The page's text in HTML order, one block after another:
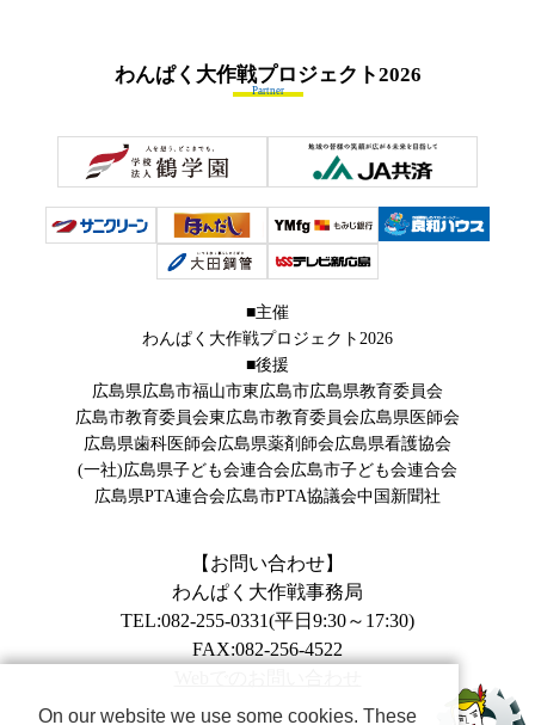
わんぱく大作戦プロジェクト2026
Partner
■主催
わんぱく大作戦プロジェクト2026
■後援
広島県広島市福山市東広島市広島県教育委員会
広島市教育委員会東広島市教育委員会広島県医師会
広島県歯科医師会広島県薬剤師会広島県看護協会
(一社)広島県子ども会連合会広島市子ども会連合会
広島県PTA連合会広島市PTA協議会中国新聞社
【お問い合わせ】
わんぱく大作戦事務局
TEL:082-255-0331(平日9:30～17:30)
FAX:082-256-4522
On our website we use some cookies. These